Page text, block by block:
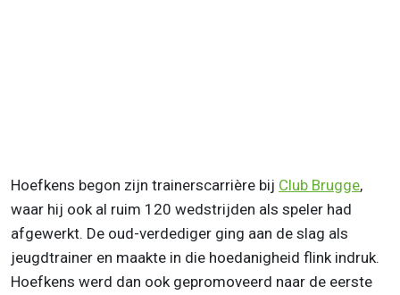
Hoefkens begon zijn trainerscarrière bij Club Brugge,
waar hij ook al ruim 120 wedstrijden als speler had
afgewerkt. De oud-verdediger ging aan de slag als
jeugdtrainer en maakte in die hoedanigheid flink indruk.
Hoefkens werd dan ook gepromoveerd naar de eerste